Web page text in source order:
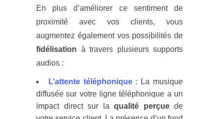
En plus d’améliorer ce sentiment de
proximité avec vos clients, vous
augmentez également vos possibilités de
fidélisation à travers plusieurs supports
audios :
L’attente téléphonique: La musique
diffusée sur votre ligne téléphonique a un
impact direct sur la qualité perçuede